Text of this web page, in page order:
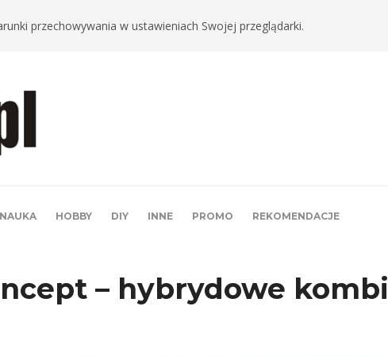
przechowywania w ustawieniach Swojej przeglądarki.
NAUKA HOBBY DIY INNE PROMO REKOMENDACJE
– hybrydowe